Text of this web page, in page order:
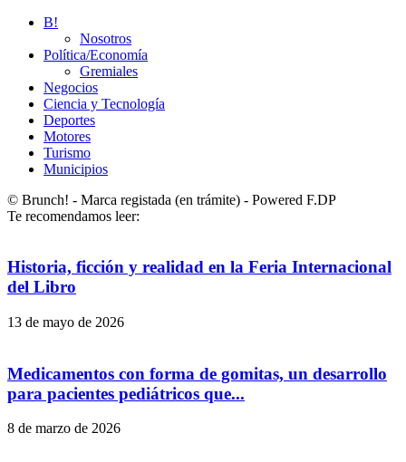
B!
Nosotros
Política/Economía
Gremiales
Negocios
Ciencia y Tecnología
Deportes
Motores
Turismo
Municipios
© Brunch! - Marca registada (en trámite) - Powered F.DP
Te recomendamos leer:
Historia, ficción y realidad en la Feria Internacional
del Libro
13 de mayo de 2026
Medicamentos con forma de gomitas, un desarrollo
para pacientes pediátricos que...
8 de marzo de 2026